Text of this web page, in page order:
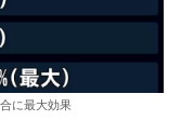
に最大効果